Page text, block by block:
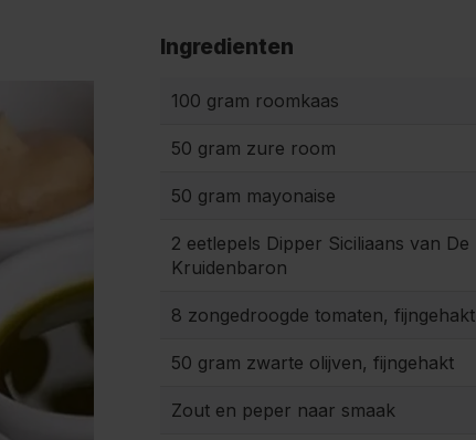
Ingredienten
100 gram roomkaas
50 gram zure room
50 gram mayonaise
2 eetlepels Dipper Siciliaans van De
Kruidenbaron
8 zongedroogde tomaten, fijngehakt
50 gram zwarte olijven, fijngehakt
Zout en peper naar smaak